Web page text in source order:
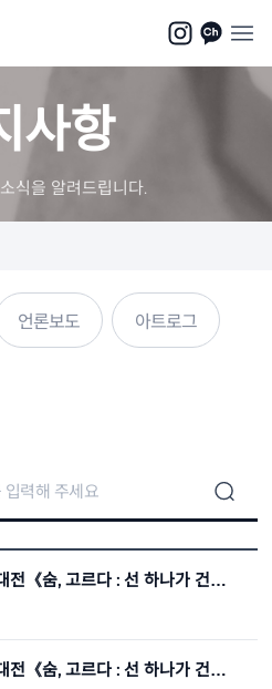
사항
식을 알려드립니다.
언론보도 아트로그
[이벤트] 이정화작가 초대전《숨, 고르다 : 선 하나가 건네는 마음》전시 관람 후기 이벤트 당첨자 안내
[이벤트] 이정화작가 초대전《숨, 고르다 : 선 하나가 건네는 마음》전시 관람 후기 이벤트